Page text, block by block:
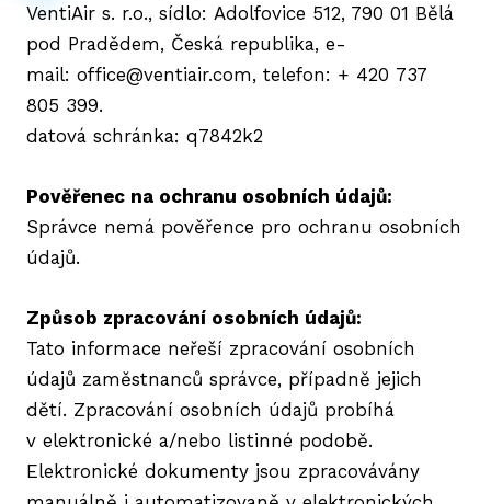
VentiAir s. r.o., sídlo: Adolfovice 512, 790 01 Bělá
pod Pradědem, Česká republika, e-
mail: office@ventiair.com, telefon: + 420 737
805 399.
datová schránka: q7842k2
Pověřenec na ochranu osobních údajů:
Správce nemá pověřence pro ochranu osobních
údajů.
Způsob zpracování osobních údajů:
Tato informace neřeší zpracování osobních
údajů zaměstnanců správce, případně jejich
dětí. Zpracování osobních údajů probíhá
v elektronické a/nebo listinné podobě.
Elektronické dokumenty jsou zpracovávány